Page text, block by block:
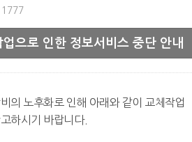
1777
으로 인한 정보서비스 중단 안내
의 노후화로 인해 아래와 같이
교체작업
하시기 바랍니다.